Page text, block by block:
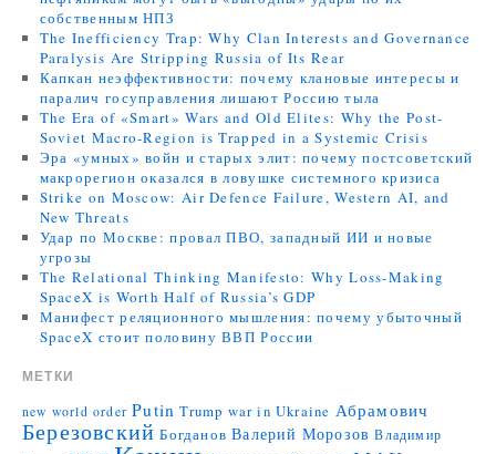
собственным НПЗ
The Inefficiency Trap: Why Clan Interests and Governance
Paralysis Are Stripping Russia of Its Rear
Капкан неэффективности: почему клановые интересы и
паралич госуправления лишают Россию тыла
The Era of «Smart» Wars and Old Elites: Why the Post-
Soviet Macro-Region is Trapped in a Systemic Crisis
Эра «умных» войн и старых элит: почему постсоветский
макрорегион оказался в ловушке системного кризиса
Strike on Moscow: Air Defence Failure, Western AI, and
New Threats
Удар по Москве: провал ПВО, западный ИИ и новые
угрозы
The Relational Thinking Manifesto: Why Loss-Making
SpaceX is Worth Half of Russia’s GDP
Манифест реляционного мышления: почему убыточный
SpaceX стоит половину ВВП России
МЕТКИ
new world order Putin Trump war in Ukraine Абрамович
Березовский Богданов Валерий Морозов Владимир